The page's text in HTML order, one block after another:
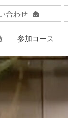
合わせ
参加コース